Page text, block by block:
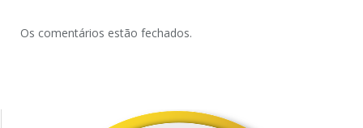
Os comentários estão fechados.